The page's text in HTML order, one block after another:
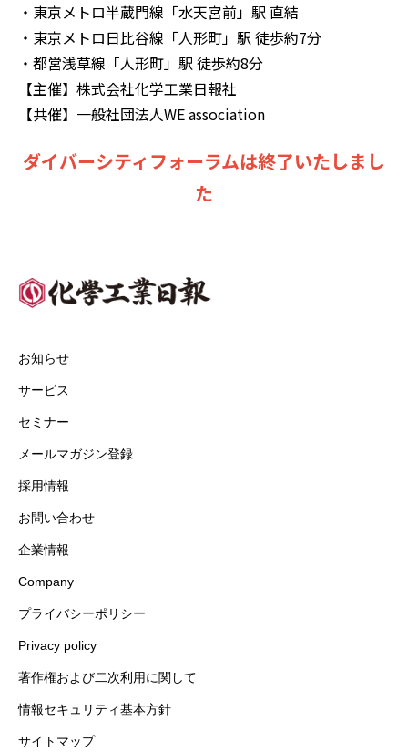
・東京メトロ半蔵門線「水天宮前」駅 直結
・東京メトロ日比谷線「人形町」駅 徒歩約7分
・都営浅草線「人形町」駅 徒歩約8分
【主催】株式会社化学工業日報社
【共催】一般社団法人WE association
ダイバーシティフォーラムは終了いたしまし
た
お知らせ
サービス
セミナー
メールマガジン登録
採用情報
お問い合わせ
企業情報
Company
プライバシーポリシー
Privacy policy
著作権および二次利用に関して
情報セキュリティ基本方針
サイトマップ